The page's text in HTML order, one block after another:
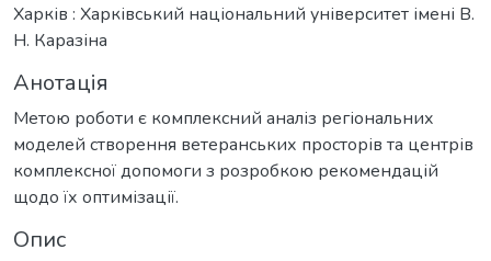
Харків : Харківський національний університет імені В.
Н. Каразіна
Анотація
Метою роботи є комплексний аналіз регіональних
моделей створення ветеранських просторів та центрів
комплексної допомоги з розробкою рекомендацій
щодо їх оптимізації.
Опис